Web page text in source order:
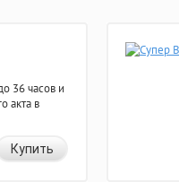
36 часов и
акта в
Купить